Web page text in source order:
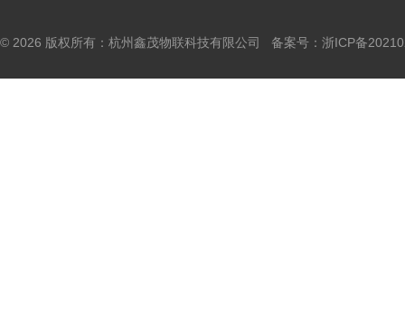
© 2026 版权所有：杭州鑫茂物联科技有限公司 备案号： 浙ICP备